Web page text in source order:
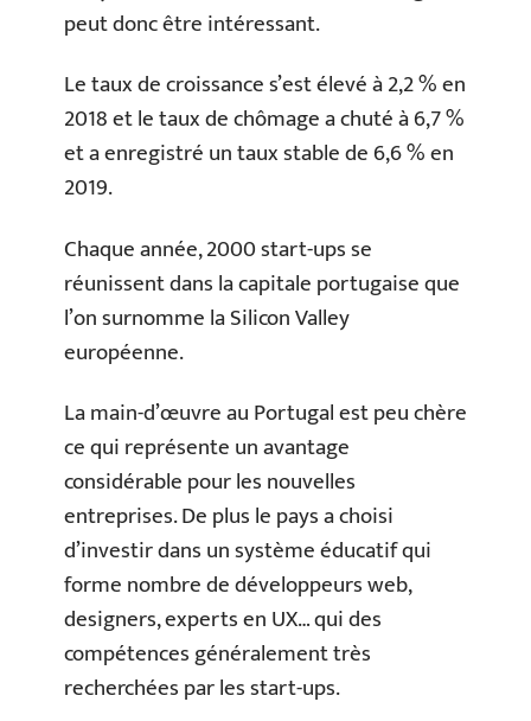
peut donc être intéressant.
Le taux de croissance s’est élevé à 2,2 % en
2018 et le taux de chômage a chuté à 6,7 %
et a enregistré un taux stable de 6,6 % en
2019.
Chaque année, 2000 start-ups se
réunissent dans la capitale portugaise que
l’on surnomme la Silicon Valley
européenne.
La main-d’œuvre au Portugal est peu chère
ce qui représente un avantage
considérable pour les nouvelles
entreprises. De plus le pays a choisi
d’investir dans un système éducatif qui
forme nombre de développeurs web,
designers, experts en UX… qui des
compétences généralement très
recherchées par les start-ups.